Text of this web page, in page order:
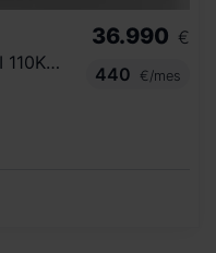
ALLSTREET GENUINE 35 TFSI 110KW S TRONIC
36.990 €
440
€/mes